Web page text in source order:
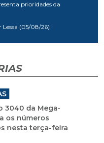
prioridades da
Lessa (05/08/26)
3040 da Mega-
os números
nesta terça-feira